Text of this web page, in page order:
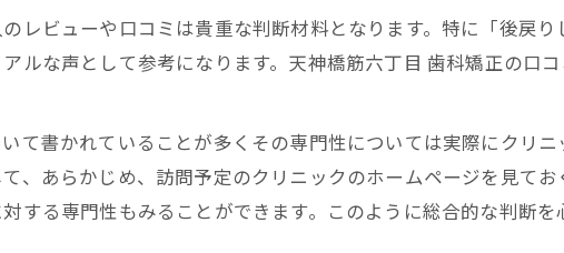
レビューや口コミは貴重な判断材料となります。特に「後戻
ルな声として参考になります。天神橋筋六丁目 歯科矯正の口
て書かれていることが多くその専門性については実際にクリニ
、あらかじめ、訪問予定のクリニックのホームページを見て
する専門性もみることができます。このように総合的な判断を